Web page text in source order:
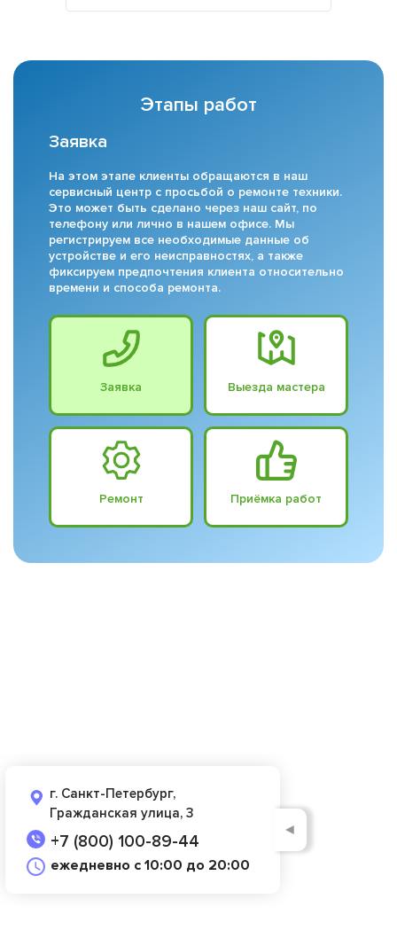
Этапы работ
Заявка
На этом этапе клиенты обращаются в наш
сервисный центр с просьбой о ремонте техники.
Это может быть сделано через наш сайт, по
телефону или лично в нашем офисе. Мы
регистрируем все необходимые данные об
устройстве и его неисправностях, а также
фиксируем предпочтения клиента относительно
времени и способа ремонта.
Заявка Выезда мастера
Ремонт Приёмка работ
г. Санкт-Петербург,
Гражданская улица, 3
+7 (800) 100-89-44
ежедневно с 10:00 до 20:00
◄